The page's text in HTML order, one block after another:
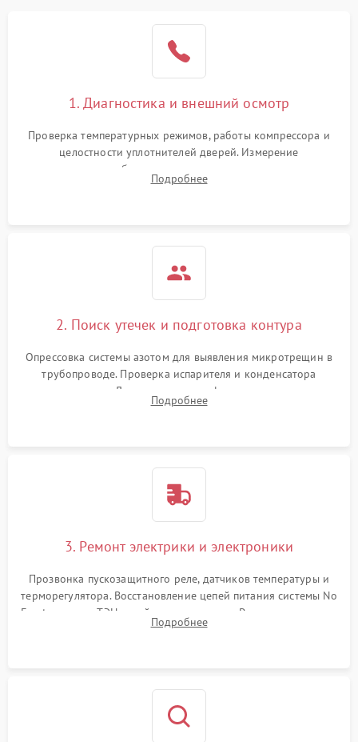
работе
2000 ₽ Подробнее →
1000 ₽
1800 ₽
1. Диагностика и внешний осмотр
Проверка температурных режимов, работы компрессора и
целостности уплотнителей дверей. Измерение
сопротивления обмоток мотора, проверка термостата и
считывание кодов ошибок с электронного дисплея.
Подробнее
2. Поиск утечек и подготовка контура
Опрессовка системы азотом для выявления микротрещин в
трубопроводе. Проверка испарителя и конденсатора
течеискателем. Демонтаж старого фильтра-осушителя и
продувка капиллярной трубки для устранения засоров.
Подробнее
3. Ремонт электрики и электроники
Прозвонка пускозащитного реле, датчиков температуры и
терморегулятора. Восстановление цепей питания системы No
Frost, включая ТЭН оттайки и вентилятор. Ремонт или замена
платы управления при сбоях алгоритмов.
Подробнее